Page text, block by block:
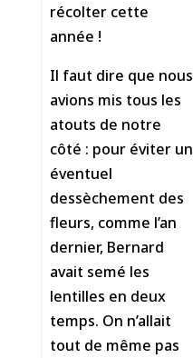
récolter cette
année !
Il faut dire que nous
avions mis tous les
atouts de notre
côté : pour éviter un
éventuel
dessèchement des
fleurs, comme l’an
dernier, Bernard
avait semé les
lentilles en deux
temps. On n’allait
tout de même pas